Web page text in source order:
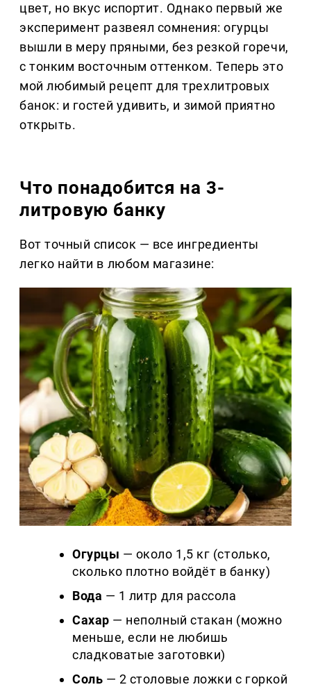
цвет, но вкус испортит. Однако первый же
эксперимент развеял сомнения: огурцы
вышли в меру пряными, без резкой горечи,
с тонким восточным оттенком. Теперь это
мой любимый рецепт для трехлитровых
банок: и гостей удивить, и зимой приятно
открыть.
Что понадобится на 3-
литровую банку
Вот точный список — все ингредиенты
легко найти в любом магазине:
Огурцы — около 1,5 кг (столько,
сколько плотно войдёт в банку)
Вода — 1 литр для рассола
Сахар — неполный стакан (можно
меньше, если не любишь
сладковатые заготовки)
Соль — 2 столовые ложки с горкой